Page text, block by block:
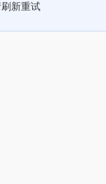
新重试